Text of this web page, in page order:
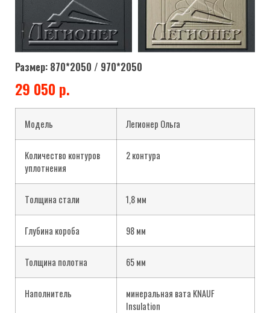
Размер: 870*2050 / 970*2050
29 050 р.
Модель Легионер Ольга
Количество контуров
уплотнения
2 контура
Tолщина стали 1,8 мм
Глубина короба 98 мм
Толщина полотна 65 мм
Наполнитель
минеральная вата KNAUF
Insulation